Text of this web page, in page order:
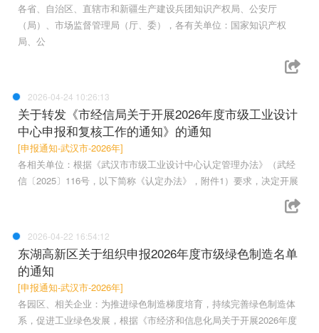
各省、自治区、直辖市和新疆生产建设兵团知识产权局、公安厅
（局）、市场监督管理局（厅、委），各有关单位：国家知识产权
局、公
2026-04-24 10:26:13
关于转发《市经信局关于开展2026年度市级工业设计
中心申报和复核工作的通知》的通知
[申报通知-武汉市-2026年]
各相关单位：根据《武汉市市级工业设计中心认定管理办法》（武经
信〔2025〕116号，以下简称《认定办法》，附件1）要求，决定开展
2026-04-22 16:54:12
东湖高新区关于组织申报2026年度市级绿色制造名单
的通知
[申报通知-武汉市-2026年]
各园区、相关企业：为推进绿色制造梯度培育，持续完善绿色制造体
系，促进工业绿色发展，根据《市经济和信息化局关于开展2026年度